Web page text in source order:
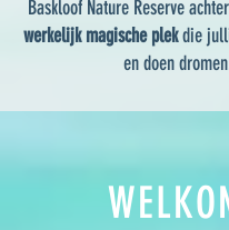
Baskloof Nature Reserve
werkelijk magische plekdie
en doen